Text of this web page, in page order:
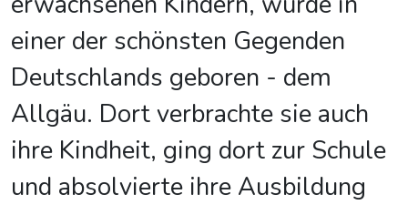
einer der schönsten Gegenden
Deutschlands geboren - dem
Allgäu. Dort verbrachte sie auch
ihre Kindheit, ging dort zur Schule
und absolvierte ihre Ausbildung